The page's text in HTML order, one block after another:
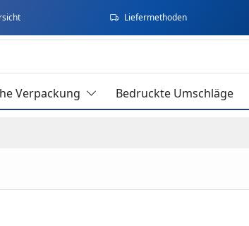
Liefermethoden
Verpackung Bedruckte Umschläge